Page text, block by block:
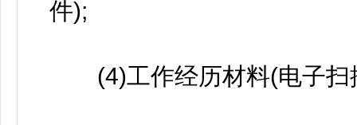
件);
(4)工作经历材料(电子扫